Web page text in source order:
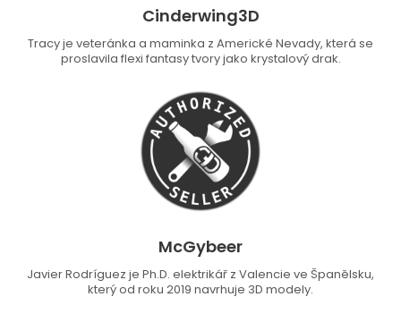
Cinderwing3D
Tracy je veteránka a maminka z Americké Nevady, která se
proslavila flexi fantasy tvory jako krystalový drak.
McGybeer
Javier Rodríguez je Ph.D. elektrikář z Valencie ve Španělsku,
který od roku 2019 navrhuje 3D modely.